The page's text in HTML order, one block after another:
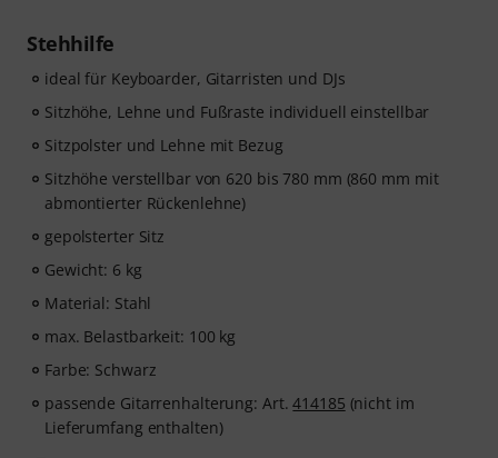
Stehhilfe
ideal für Keyboarder, Gitarristen und DJs
Sitzhöhe, Lehne und Fußraste individuell einstellbar
Sitzpolster und Lehne mit Bezug
Sitzhöhe verstellbar von 620 bis 780 mm (860 mm mit
abmontierter Rückenlehne)
gepolsterter Sitz
Gewicht: 6 kg
Material: Stahl
max. Belastbarkeit: 100 kg
Farbe: Schwarz
passende Gitarrenhalterung: Art.414185 (nicht im
Lieferumfang enthalten)